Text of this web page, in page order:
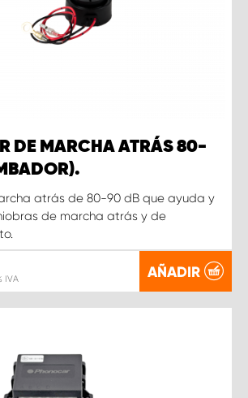
DE MARCHA ATRÁS 80-
atrás de 80-90 dB que ayuda y
de marcha atrás y de
IVA AÑADIR